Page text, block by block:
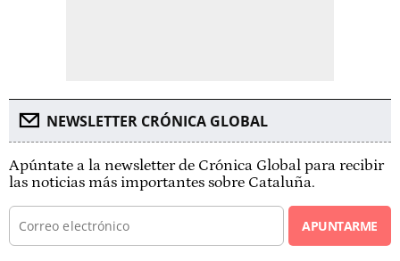
NEWSLETTER CRÓNICA GLOBAL
Apúntate a la newsletter de Crónica Global para recibir
las noticias más importantes sobre Cataluña.
APUNTARME